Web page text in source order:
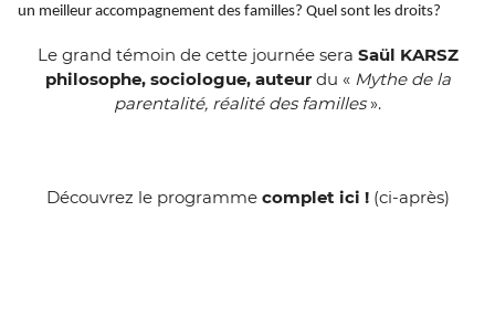
un meilleur accompagnement des familles? Quel sont les droits?
Le grand témoin de cette journée sera Saül KARSZ
philosophe, sociologue, auteurdu « Mythe de la
parentalité, réalité des familles».
Découvrez le programme complet ici !(ci-après)